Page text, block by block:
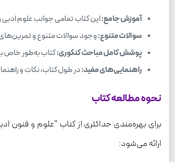
آموزش جامع:این کتاب تمامی جوانب علوم
سوالات متنوع:وجود سوالات متنوع و
پوشش کامل مباحث کنکوری:کتاب به‌طور خاص
راهنمایی‌های مفید:در طول کتاب، نکات و
نحوه مطالعه کتاب
برای بهره‌مندی حداکثری از کتاب "علوم و فنون
ارائه می‌شود: